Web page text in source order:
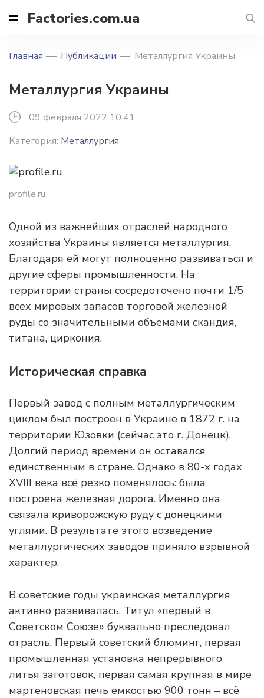
Factories.com.ua
Главная Публикации Металлургия Украины
Металлургия Украины
09 февраля 2022 10:41
Категория: Металлургия
profile.ru
Одной из важнейших отраслей народного
хозяйства Украины является металлургия.
Благодаря ей могут полноценно развиваться и
другие сферы промышленности. На
территории страны сосредоточено почти 1/5
всех мировых запасов торговой железной
руды со значительными объемами скандия,
титана, циркония.
Историческая справка
Первый завод с полным металлургическим
циклом был построен в Украине в 1872 г. на
территории Юзовки (сейчас это г. Донецк).
Долгий период времени он оставался
единственным в стране. Однако в 80-х годах
XVIII века всё резко поменялось: была
построена железная дорога. Именно она
связала криворожскую руду с донецкими
углями. В результате этого возведение
металлургических заводов приняло взрывной
характер.
В советские годы украинская металлургия
активно развивалась. Титул «первый в
Советском Союзе» буквально преследовал
отрасль. Первый советский блюминг, первая
промышленная установка непрерывного
литья заготовок, первая самая крупная в мире
мартеновская печь емкостью 900 тонн – всё